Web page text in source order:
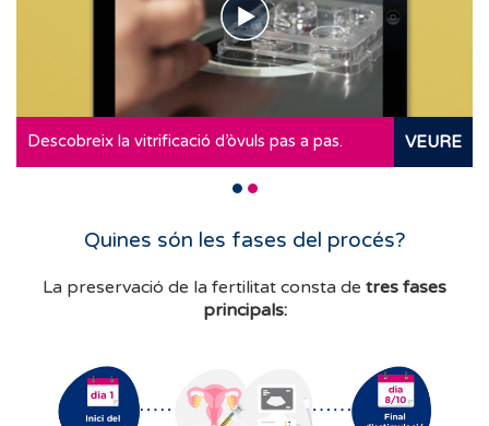
Descobreix la vitrificació d’òvuls pas a pas. VEURE
Quines són les fases del procés?
La preservació de la fertilitat consta de tres fases
principals: